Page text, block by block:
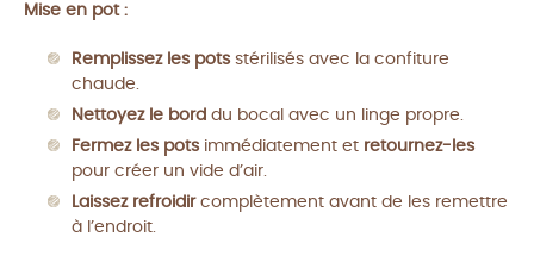
Mise en pot :
Remplissez les pots stérilisés avec la confiture
chaude.
Nettoyez le bord du bocal avec un linge propre.
Fermez les pots immédiatement et retournez-les
pour créer un vide d’air.
Laissez refroidircomplètement avant de les remettre
à l’endroit.